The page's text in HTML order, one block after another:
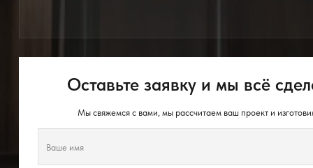
Оставьте заявку и мы всё
Мы свяжемся с вами, мы рассчитаем ваш проект и